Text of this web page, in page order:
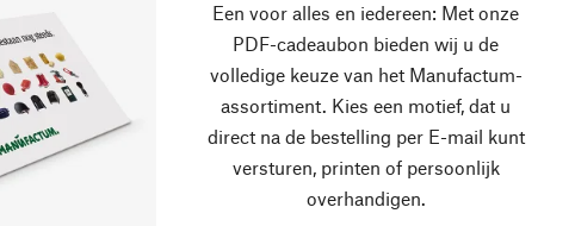
Een voor alles en iedereen: Met onze
PDF-cadeaubon bieden wij u de
volledige keuze van het Manufactum-
assortiment. Kies een motief, dat u
direct na de bestelling per E-mail kunt
versturen, printen of persoonlijk
overhandigen.